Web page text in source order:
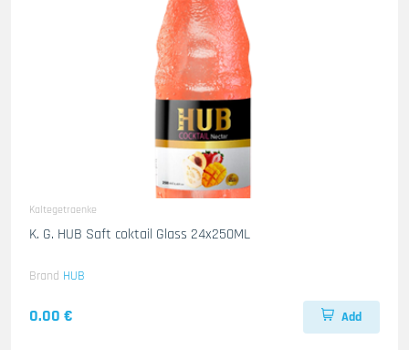
Kaltegetraenke
K. G. HUB Saft coktail Glass 24x250ML
Brand HUB
0.00 € Add